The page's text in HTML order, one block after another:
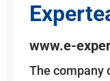
www.e-
The company